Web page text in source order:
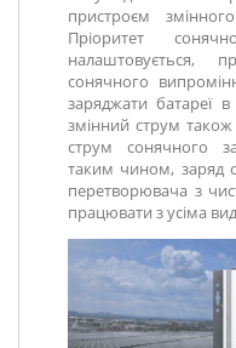
пристроєм
Пріоритет
налаштовується,
сонячного
заряджати батареї
змінний струм
струм сонячного
таким чином, заряд
перетворювача з
працювати з усіма